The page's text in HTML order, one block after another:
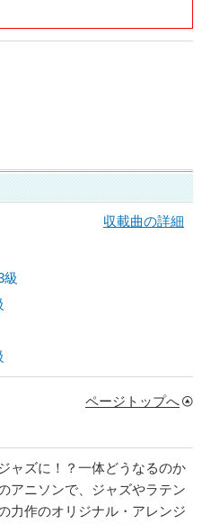
収載曲の詳細
級
ページトップへ
ャズに！？一体どうなるのか
アニソンで、ジャズやラテン
力作のオリジナル・アレンジ